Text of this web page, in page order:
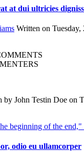
at dui ultricies
Written on
by John Testin Doe on
beginning of the
odio eu ullamcorper